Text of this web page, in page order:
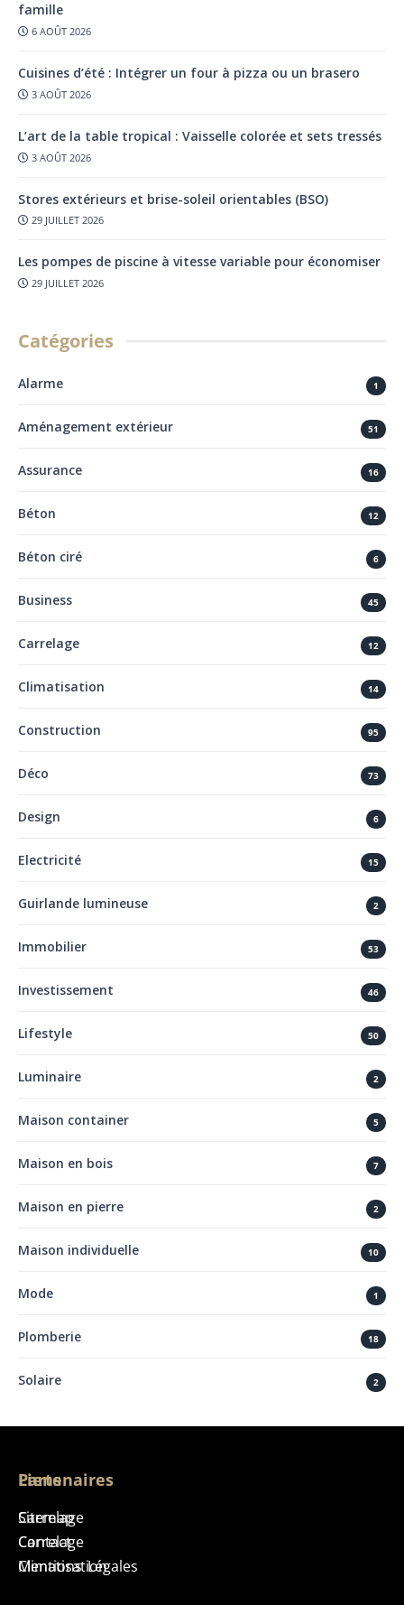
famille
6 AOÛT 2026
Cuisines d’été : Intégrer un four à pizza ou un brasero
3 AOÛT 2026
L’art de la table tropical : Vaisselle colorée et sets tressés
3 AOÛT 2026
Stores extérieurs et brise-soleil orientables (BSO)
29 JUILLET 2026
Les pompes de piscine à vitesse variable pour économiser
29 JUILLET 2026
Catégories
Alarme 1
Aménagement extérieur 51
Assurance 16
Béton 12
Béton ciré 6
Business 45
Carrelage 12
Climatisation 14
Construction 95
Déco 73
Design 6
Electricité 15
Guirlande lumineuse 2
Immobilier 53
Investissement 46
Lifestyle 50
Luminaire 2
Maison container 5
Maison en bois 7
Maison en pierre 2
Maison individuelle 10
Mode 1
Plomberie 18
Solaire 2
Liens
Sitemap
Contact
Mentions Légales
Partenaires
Carrelage
Carrelage
Climatisation